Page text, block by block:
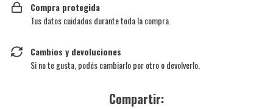
Compra protegida
Tus datos cuidados durante toda la compra.
Cambios y devoluciones
Si no te gusta, podés cambiarlo por otro o devolverlo.
Compartir: